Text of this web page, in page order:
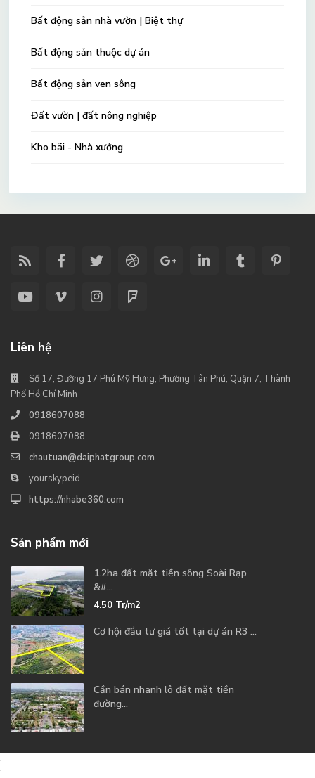
Bất động sản nhà vườn | Biệt thự
Bất động sản thuộc dự án
Bất động sản ven sông
Đất vườn | đất nông nghiệp
Kho bãi - Nhà xưởng
Liên hệ
Số 17, Đường 17 Phú Mỹ Hưng, Phường Tân Phú, Quận 7, Thành
Phố Hồ Chí Minh
0918607088
0918607088
chautuan@daiphatgroup.com
yourskypeid
https://nhabe360.com
Sản phẩm mới
1.2ha đất mặt tiền sông Soài Rạp
&#...
4.50 Tr/m2
Cơ hội đầu tư giá tốt tại dự án R3 ...
Cần bán nhanh lô đất mặt tiền
đường...
.
.